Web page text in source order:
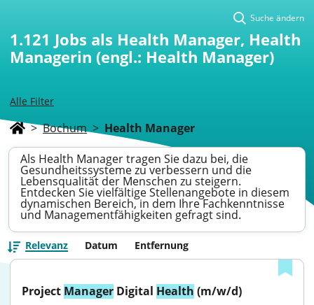
Alle Filter
Suche ändern
1.121 Jobs als Health Manager, Health
Managerin (engl.: Health Manager)
> Bochum > Health Manager
Als Health Manager tragen Sie dazu bei, die
Gesundheitssysteme zu verbessern und die
Lebensqualität der Menschen zu steigern.
Entdecken Sie vielfältige Stellenangebote in diesem
dynamischen Bereich, in dem Ihre Fachkenntnisse
und Managementfähigkeiten gefragt sind.
Relevanz Datum Entfernung
Project Manager Digital Health (m/w/d)